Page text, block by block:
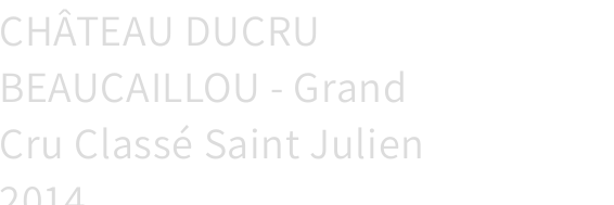
CHÂTEAU DUCRU
BEAUCAILLOU - Grand
Cru Classé Saint Julien